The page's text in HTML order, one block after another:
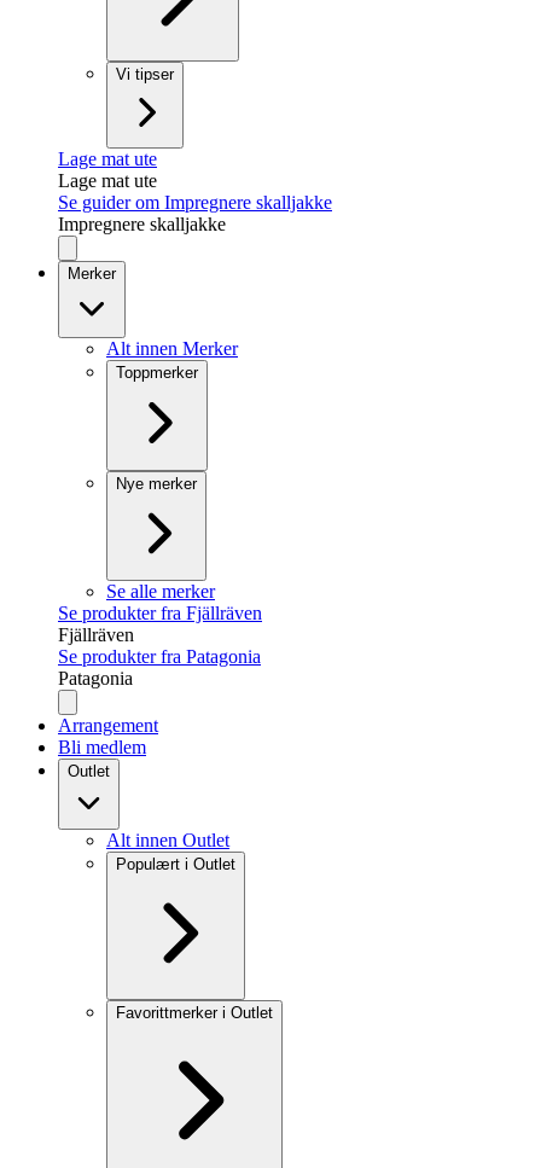
Vi tipser
Lage mat ute
Lage mat ute
Se guider om Impregnere skalljakke
Impregnere skalljakke
Merker
Alt innen Merker
Toppmerker
Nye merker
Se alle merker
Se produkter fra Fjällräven
Fjällräven
Se produkter fra Patagonia
Patagonia
Arrangement
Bli medlem
Outlet
Alt innen Outlet
Populært i Outlet
Favorittmerker i Outlet